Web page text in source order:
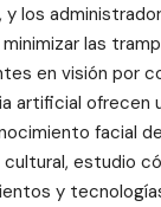
los
las
en visión por
artificial ofrecen
facial
estudio
y